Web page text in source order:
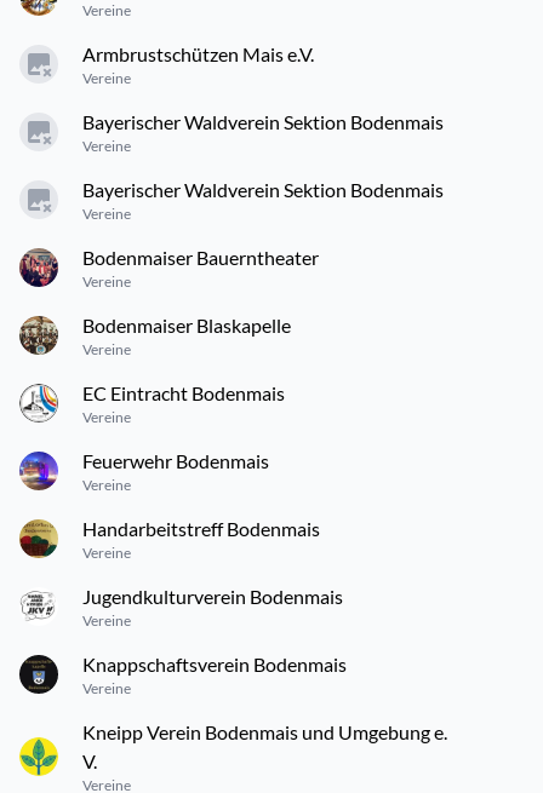
Vereine
Armbrustschützen Mais e.V.
Vereine
Bayerischer Waldverein Sektion Bodenmais
Vereine
Bayerischer Waldverein Sektion Bodenmais
Vereine
Bodenmaiser Bauerntheater
Vereine
Bodenmaiser Blaskapelle
Vereine
EC Eintracht Bodenmais
Vereine
Feuerwehr Bodenmais
Vereine
Handarbeitstreff Bodenmais
Vereine
Jugendkulturverein Bodenmais
Vereine
Knappschaftsverein Bodenmais
Vereine
Kneipp Verein Bodenmais und Umgebung e.
V.
Vereine